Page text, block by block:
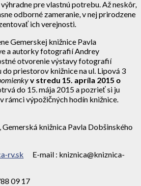
pre vlastnú potrebu. Až neskôr,
odborné zameranie, v nej prirodzene
ich verejnosti.
Gemerskej knižnice Pavla
a autorky fotografií Andrey
otvorenie výstavy fotografií
do priestorov knižnice na ul. Lipová 3
v stredu 15. apríla 2015 o
do 15. mája 2015 a pozrieť si ju
rámci výpožičných hodín knižnice.
, Gemerská knižnica Pavla Dobšinského
rv.sk E-mail : kniznica@kniznica-
09 17